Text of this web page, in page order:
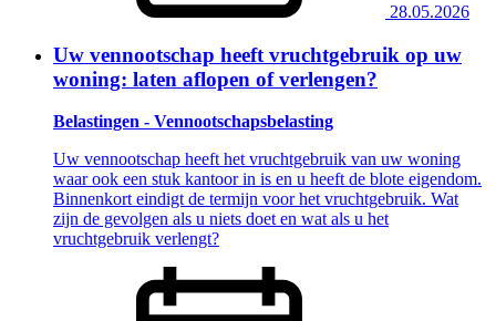
28.05.2026
Uw vennootschap heeft vruchtgebruik op uw
woning: laten aflopen of verlengen?
Belastingen - Vennootschapsbelasting
Uw vennootschap heeft het vruchtgebruik van uw woning
waar ook een stuk kantoor in is en u heeft de blote eigendom.
Binnenkort eindigt de termijn voor het vruchtgebruik. Wat
zijn de gevolgen als u niets doet en wat als u het
vruchtgebruik verlengt?